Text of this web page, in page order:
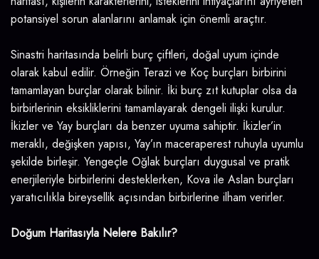
potansiyel sorun alanlarını anlamak için önemli araçtır.
Sinastri haritasında belirli burç çiftleri, doğal uyum içinde
olarak kabul edilir. Örneğin Terazi ve Koç burçları birbirini
tamamlayan burçlar olarak bilinir. İki burç zıt kutuplar olsa da
birbirlerinin eksikliklerini tamamlayarak dengeli ilişki kurulur.
İkizler ve Yay burçları da benzer uyuma sahiptir. İkizler’in
meraklı, değişken yapısı, Yay’ın maceraperest ruhuyla uyumlu
şekilde birleşir. Yengeçle Oğlak burçları duygusal ve pratik
enerjileriyle birbirlerini desteklerken, Kova ile Aslan burçları
yaratıcılıkla bireysellik açısından birbirlerine ilham verirler.
Doğum Haritasıyla Nelere Bakılır?